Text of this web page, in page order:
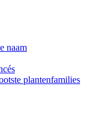
naam
plantenfamilies